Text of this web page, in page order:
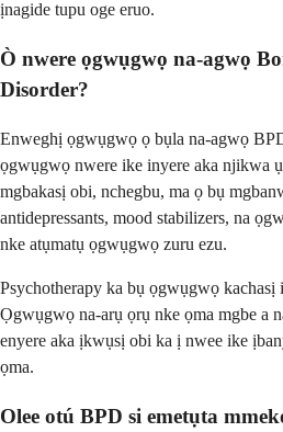
ịnagide tupu oge eruo.
Ò nwere ọgwụgwọ na-agwọ
Disorder?
Enweghị ọgwụgwọ ọ bụla na-agwọ
ọgwụgwọ nwere ike inyere aka njikwa
mgbakasị obi, nchegbu, ma ọ bụ
antidepressants, mood stabilizers, na
nke atụmatụ ọgwụgwọ zuru ezu.
Psychotherapy ka bụ ọgwụgwọ
Ọgwụgwọ na-arụ ọrụ nke ọma mgbe a
enyere aka ịkwụsị obi ka ị nwee ike
ọma.
Olee otú BPD si emetụta